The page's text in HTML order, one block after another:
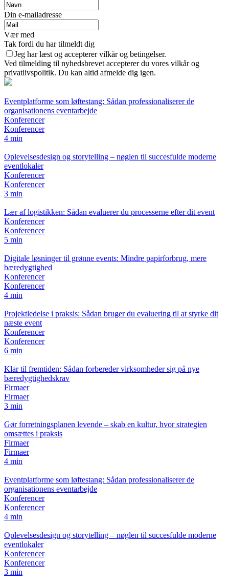
Din e-mailadresse
Vær med
Tak fordi du har tilmeldt dig
Jeg har læst og accepterer vilkår og betingelser.
Ved tilmelding til nyhedsbrevet accepterer du vores vilkår og
privatlivspolitik. Du kan altid afmelde dig igen.
Eventplatforme som løftestang: Sådan professionaliserer de
organisationens eventarbejde
Konferencer
Konferencer
4 min
Oplevelsesdesign og storytelling – nøglen til succesfulde moderne
eventlokaler
Konferencer
Konferencer
3 min
Lær af logistikken: Sådan evaluerer du processerne efter dit event
Konferencer
Konferencer
5 min
Digitale løsninger til grønne events: Mindre papirforbrug, mere
bæredygtighed
Konferencer
Konferencer
4 min
Projektledelse i praksis: Sådan bruger du evaluering til at styrke dit
næste event
Konferencer
Konferencer
6 min
Klar til fremtiden: Sådan forbereder virksomheder sig på nye
bæredygtighedskrav
Firmaer
Firmaer
3 min
Gør forretningsplanen levende – skab en kultur, hvor strategien
omsættes i praksis
Firmaer
Firmaer
4 min
Eventplatforme som løftestang: Sådan professionaliserer de
organisationens eventarbejde
Konferencer
Konferencer
4 min
Oplevelsesdesign og storytelling – nøglen til succesfulde moderne
eventlokaler
Konferencer
Konferencer
3 min